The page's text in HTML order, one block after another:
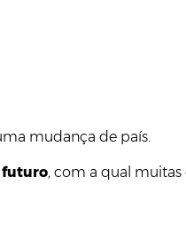
mudança de país.
futuro, com a qual muitas